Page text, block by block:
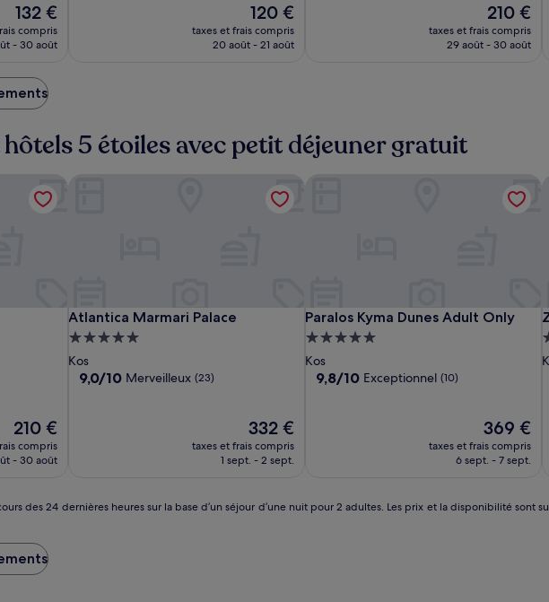
Le
nouveau
prix
de
132 €
132 €
compris
- 30 août
Le
nouveau
prix
120 €
taxes et frais compris
20 août - 21 août
Le
nouveau
prix
210 €
taxes et frais compris
29 août - 30 août
5 étoiles avec petit déjeuner gratuit
Neptune
Luxury
Resort
Neptune
Luxury
Resort
Le
nouveau
prix
210 €
210 €
compris
- 30 août
Atlantica
Marmari
Palace
Atlantica
Marmari
Palace
Atlantica Marmari Palace
Atlantica Marmari Palace
Hébergement
5.0 étoiles
Kos
9.0
9,0/10 Merveilleux (23)
Le
nouveau
prix
332 €
332 €
taxes et frais compris
1 sept. - 2 sept.
Paralos
Kyma
Dunes
Adult
Paralos Kyma Dunes Adult Only
Paralos Kyma Dunes Adult Only
Hébergement
5.0 étoiles
Kos
9.8
9,8/10 Exceptionnel (10)
Le
nouveau
prix
369 €
369 €
taxes et frais compris
6 sept. - 7 sept.
des 24 dernières heures sur la base d’un séjour d’une nuit pour 2 adultes. Les prix et la disponibilité